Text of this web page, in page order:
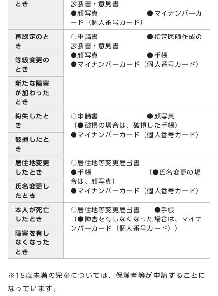
とき
診断書・意見書
●顔写真 ●マイナンバーカ
ード（個人番号カード）
再認定のと
き
○申請書 ●指定医師作成の
診断書・意見書
●顔写真 ●手帳
●マイナンバーカード（個人番号カード）
等級変更の
とき
新たな障害
が加わった
とき
紛失したと
き
○申請書 ●顔写真
（●破損の場合は、破損した手帳）
●マイナンバーカード（個人番号カード）
破損したと
き
居住地変更
したとき
○居住地等変更届出書
●手帳 （●氏名変更の場
合は、顔写真）
●マイナンバーカード（個人番号カード）
氏名変更し
たとき
本人が死亡
したとき
○居住地等変更届出書 ●手帳
（●障害を有しなくなった場合は、マイナ
ンバーカード（個人番号カード））
障害を有し
なくなった
とき
※15歳未満の児童については、保護者等が申請することに
なっています。